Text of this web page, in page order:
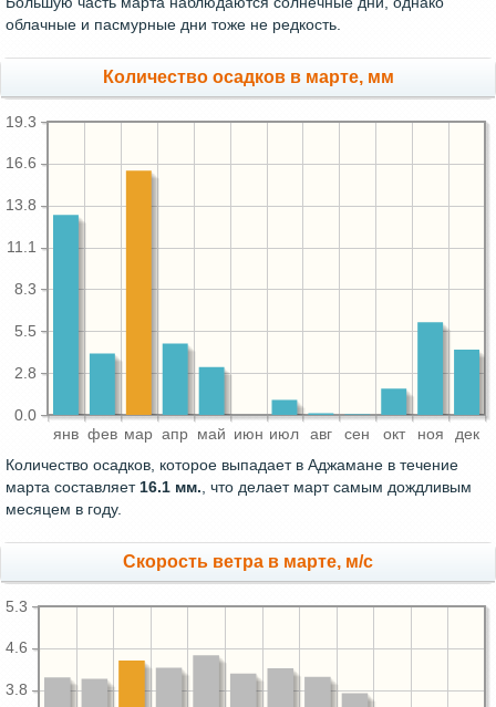
облачные и пасмурные дни тоже не редкость.
Количество осадков в марте, мм
янв фев мар апр май июн июл авг сен окт ноя дек
0.0
2.8
5.5
8.3
11.1
13.8
16.6
19.3
Количество осадков, которое выпадает в Аджамане в течение
марта составляет 16.1 мм. , что делает март самым дождливым
месяцем в году.
Скорость ветра в марте, м/с
3.8
4.6
5.3